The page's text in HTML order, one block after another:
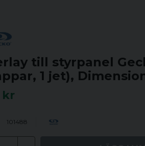
till styrpanel
1 jet),
kr
101488